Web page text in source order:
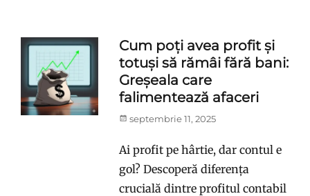
Cum poți avea profit și
totuși să rămâi fără bani:
Greșeala care
falimentează afaceri
Posted
septembrie 11, 2025
Ai profit pe hârtie, dar contul e
gol? Descoperă diferența
crucială dintre profitul contabil